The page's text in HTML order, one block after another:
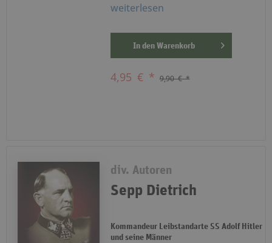
weiterlesen
In den Warenkorb
4,95 € * 9,90 € *
div. Autoren
Sepp Dietrich
Kommandeur Leibstandarte SS Adolf Hitler
und seine Männer